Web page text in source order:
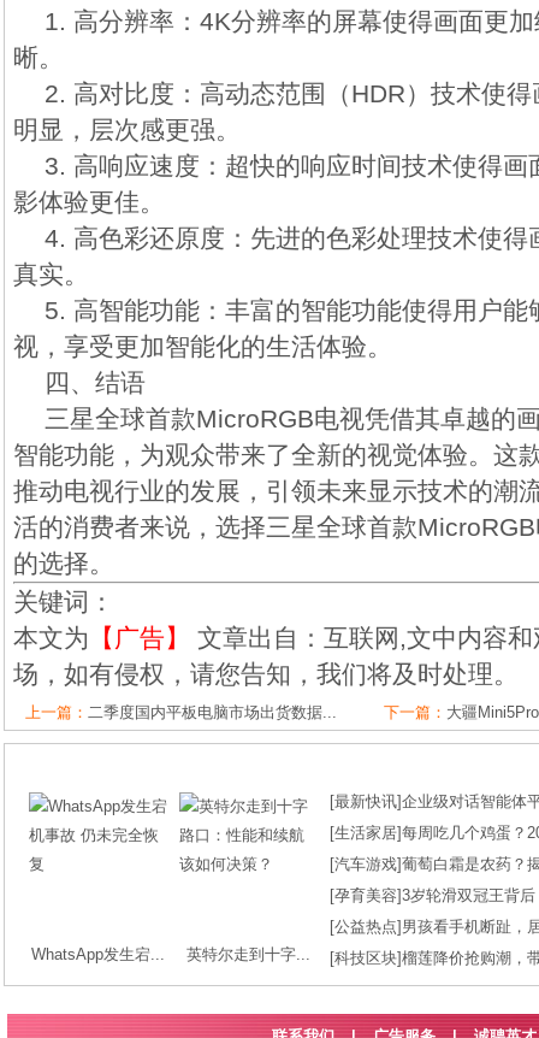
1. 高分辨率：4K分辨率的屏幕使得画面更
晰。
2. 高对比度：高动态范围（HDR）技术使
明显，层次感更强。
3. 高响应速度：超快的响应时间技术使得画
影体验更佳。
4. 高色彩还原度：先进的色彩处理技术使得
真实。
5. 高智能功能：丰富的智能功能使得用户能
视，享受更加智能化的生活体验。
四、结语
三星全球首款MicroRGB电视凭借其卓越的
智能功能，为观众带来了全新的视觉体验。这
推动电视行业的发展，引领未来显示技术的潮
活的消费者来说，选择三星全球首款
的选择。
关键词：
本文为 【广告】
文章出自：互联网,文中内容
场，如有侵权，请您告知，我们将及时处理。
上一篇： 二季度国内平板电脑市场出货数据... 下一篇： 大疆
WhatsApp发生宕... 英特尔走到十字...
[最新快讯]企业级对话智能体
[生活家居]每周吃几个鸡蛋？
[汽车游戏]葡萄白霜是农药？
[孕育美容]3岁轮滑双冠王背
[公益热点] 男孩看手机断趾，
[科技区块]榴莲降价抢购潮，